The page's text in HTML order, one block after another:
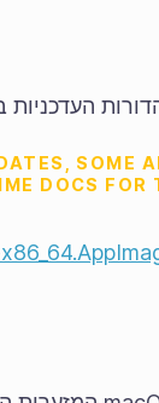
העדכניות
SOME
DOCS FOR